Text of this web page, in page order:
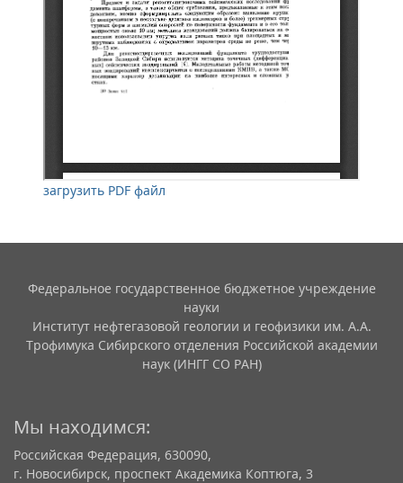
загрузить PDF файл
Федеральное государственное бюджетное учреждение
науки
Институт нефтегазовой геологии и геофизики им. А.А.
Трофимука Сибирского отделения Российской академии
наук (ИНГГ СО РАН)
Мы находимся:
Российская Федерация, 630090,
г. Новосибирск, проспект Академика Коптюга, 3